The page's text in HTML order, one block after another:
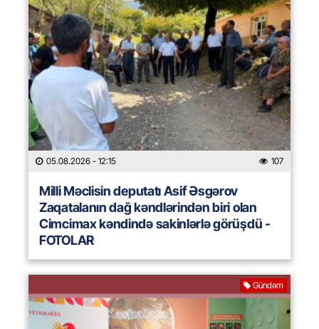
05.08.2026 - 12:15 107
Milli Məclisin deputatı Asif Əsgərov
Zaqatalanın dağ kəndlərindən biri olan
Cimcimax kəndində sakinlərlə görüşdü -
FOTOLAR
Gündəm